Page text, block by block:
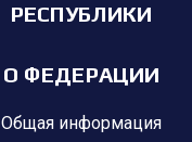
РЕСПУБЛИКИ
О ФЕДЕРАЦИИ
Общая информация